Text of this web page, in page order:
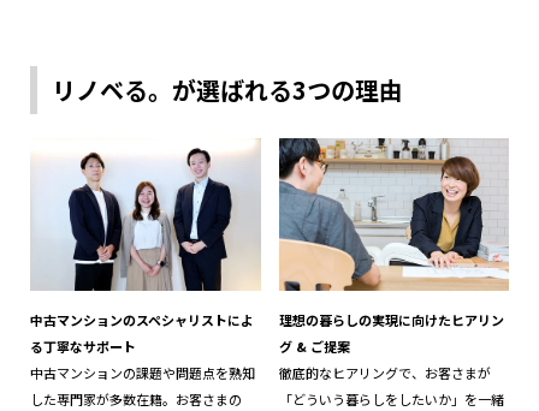
リノベる。が選ばれる3つの理由
中古マンションのスペシャリストによ
る丁寧なサポート
中古マンションの課題や問題点を熟知
した専門家が多数在籍。お客さまの
理想の暮らしの実現に向けたヒアリン
グ & ご提案
徹底的なヒアリングで、お客さまが
「どういう暮らしをしたいか」を一緒